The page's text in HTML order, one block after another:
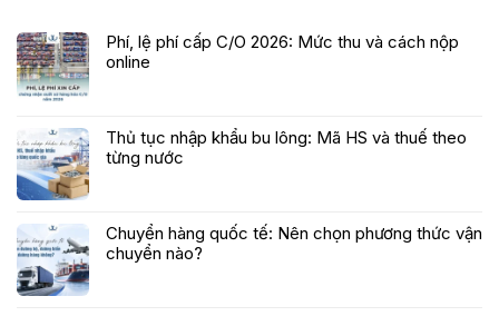
Phí, lệ phí cấp C/O 2026: Mức thu và cách nộp
online
Thủ tục nhập khẩu bu lông: Mã HS và thuế theo
từng nước
Chuyển hàng quốc tế: Nên chọn phương thức vận
chuyển nào?